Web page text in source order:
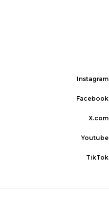
Instagram
Facebook
X.com
Youtube
TikTok